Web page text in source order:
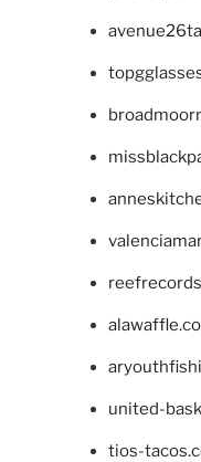
united-
tios-